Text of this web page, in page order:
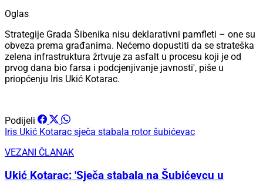
Oglas
Strategije Grada Šibenika nisu deklarativni pamfleti – one su
obveza prema građanima. Nećemo dopustiti da se strateška
zelena infrastruktura žrtvuje za asfalt u procesu koji je od
prvog dana bio farsa i podcjenjivanje javnosti', piše u
priopćenju Iris Ukić Kotarac.
Podijeli
Iris Ukić Kotarac sječa stabala rotor šubićevac
VEZANI ČLANAK
Ukić Kotarac: 'Sječa stabala na Šubićevcu u